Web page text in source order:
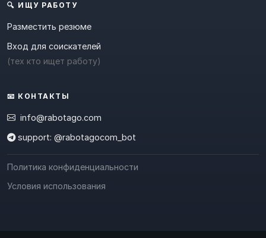
🔍 ИЩУ РАБОТУ
Разместить резюме
Вход для соискателей
(тех кто ищет работу)
📧 КОНТАКТЫ
info@rabotago.com
support: @rabotagocom_bot
Политика конфиденциальности
Условия использования